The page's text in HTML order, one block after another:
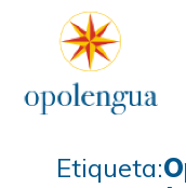
Etiqueta: